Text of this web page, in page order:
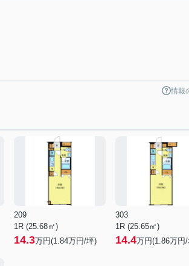
情報
209
1R (25.68㎡)
14.3万円(1.84万円/坪)
303
1R (25.65㎡)
14.4万円(1.86万円